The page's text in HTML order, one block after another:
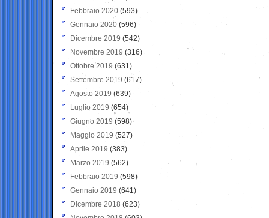
Febbraio 2020 (593)
Gennaio 2020 (596)
Dicembre 2019 (542)
Novembre 2019 (316)
Ottobre 2019 (631)
Settembre 2019 (617)
Agosto 2019 (639)
Luglio 2019 (654)
Giugno 2019 (598)
Maggio 2019 (527)
Aprile 2019 (383)
Marzo 2019 (562)
Febbraio 2019 (598)
Gennaio 2019 (641)
Dicembre 2018 (623)